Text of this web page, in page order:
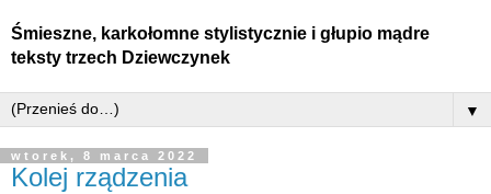
Śmieszne, karkołomne stylistycznie i głupio mądre
teksty trzech Dziewczynek
▼
wtorek, 8 marca 2022
Kolej rządzenia